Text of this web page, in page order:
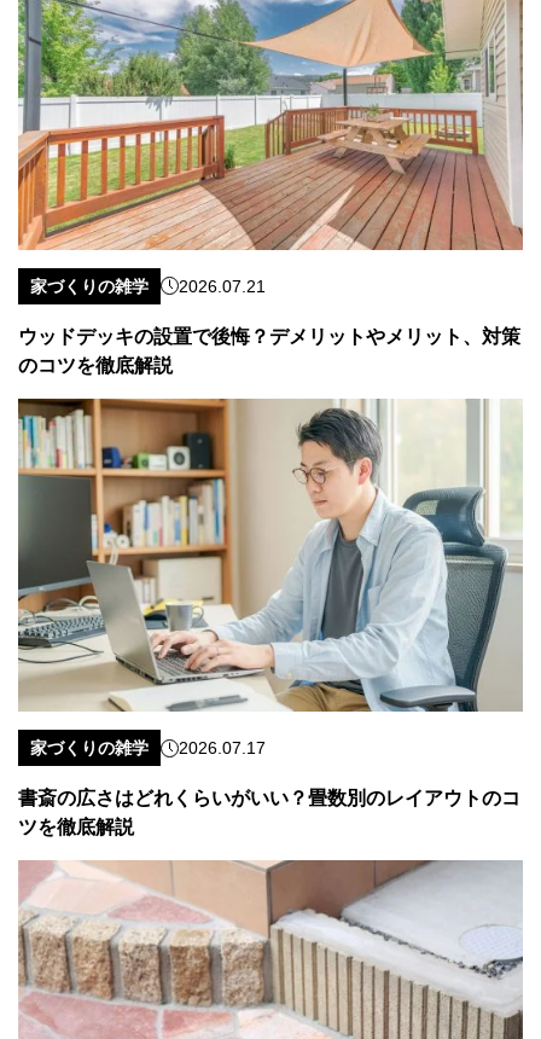
家づくりの雑学 2026.07.21
ウッドデッキの設置で後悔？デメリットやメリット、対策
のコツを徹底解説
家づくりの雑学 2026.07.17
書斎の広さはどれくらいがいい？畳数別のレイアウトのコ
ツを徹底解説